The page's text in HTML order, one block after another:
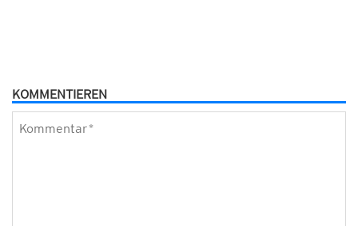
KOMMENTIEREN